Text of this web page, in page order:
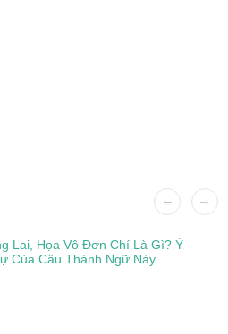
Lai, Họa Vô Đơn Chí Là Gì? Ý
Của Câu Thành Ngữ Này